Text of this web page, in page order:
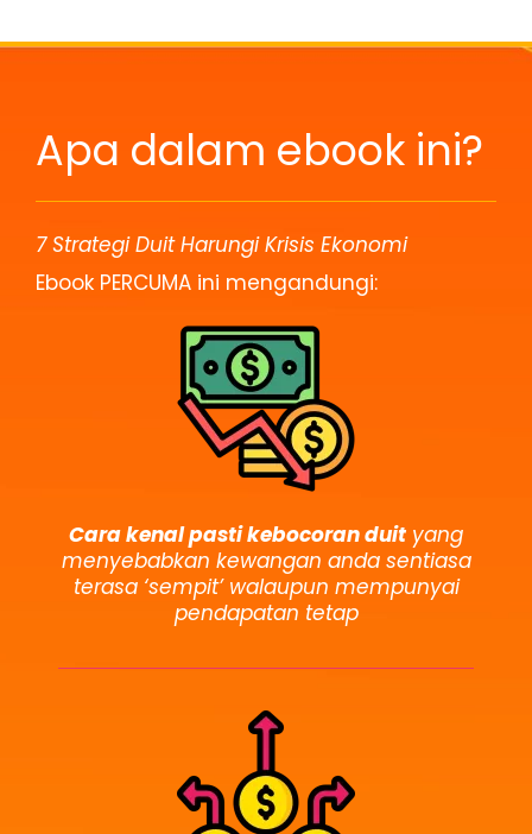
Apa dalam ebook ini?
7 Strategi Duit Harungi Krisis Ekonomi
Ebook PERCUMA ini mengandungi:
Cara kenal pasti kebocoran duit yang
menyebabkan kewangan anda sentiasa
terasa ‘sempit’ walaupun mempunyai
pendapatan tetap